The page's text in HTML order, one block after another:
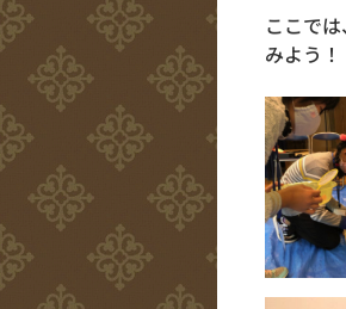
ここで
みよう！